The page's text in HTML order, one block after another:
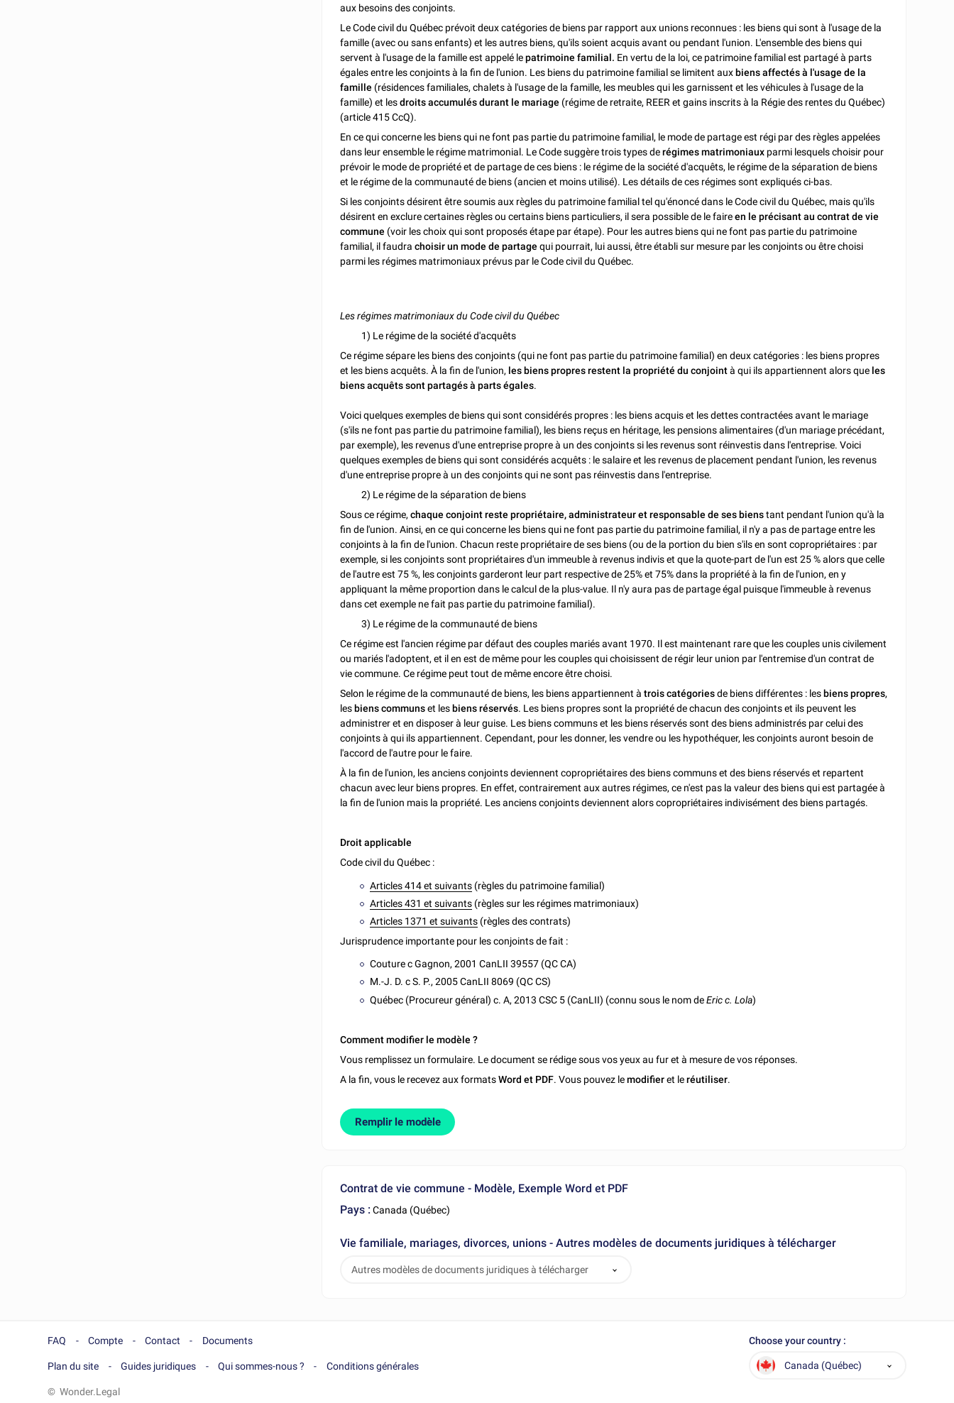
aux besoins des conjoints.
Le Code civil du Québec prévoit deux catégories de biens par rapport aux unions reconnues : les biens qui sont à l'usage de la
famille (avec ou sans enfants) et les autres biens, qu'ils soient acquis avant ou pendant l'union. L'ensemble des biens qui
servent à l'usage de la famille est appelé lepatrimoine familial. En vertu de la loi, ce patrimoine familial est partagé à parts
égales entre les conjoints à la fin de l'union. Les biens du patrimoine familial se limitent aux biens affectés à l'usage de la
famille (résidences familiales, chalets à l'usage de la famille, les meubles qui les garnissent et les véhicules à l'usage de la
famille) et lesdroits accumulés durant le mariage (régime de retraite, REER et gains inscrits à la Régie des rentes du Québec)
(article 415 CcQ).
En ce qui concerne les biens qui ne font pas partie du patrimoine familial, le mode de partage est régi par des règles appelées
dans leur ensemble le régime matrimonial. Le Code suggère trois types derégimes matrimoniaux parmi lesquels choisir pour
prévoir le mode de propriété et de partage de ces biens : le régime de la société d'acquêts, le régime de la séparation de biens
et le régime de la communauté de biens (ancien et moins utilisé). Les détails de ces régimes sont expliqués ci-bas.
Si les conjoints désirent être soumis aux règles du patrimoine familial tel qu'énoncé dans le Code civil du Québec, mais qu'ils
désirent en exclure certaines règles ou certains biens particuliers, il sera possible de le faireen le précisant au contrat de vie
commune (voir les choix qui sont proposés étape par étape). Pour les autres biens qui ne font pas partie du patrimoine
familial, il faudrachoisir un mode de partage qui pourrait, lui aussi, être établi sur mesure par les conjoints ou être choisi
parmi les régimes matrimoniaux prévus par le Code civil du Québec.
Les régimes matrimoniaux du Code civil du Québec
1) Le régime de la société d'acquêts
Ce régime sépare les biens des conjoints (qui ne font pas partie du patrimoine familial) en deux catégories : les biens propres
et les biens acquêts. À la fin de l'union, les biens propres restent la propriété du conjointà qui ils appartiennent alors que les
biens acquêts sont partagés à parts égales.
Voici quelques exemples de biens qui sont considérés propres : les biens acquis et les dettes contractées avant le mariage
(s'ils ne font pas partie du patrimoine familial), les biens reçus en héritage, les pensions alimentaires (d'un mariage précédant,
par exemple), les revenus d'une entreprise propre à un des conjoints si les revenus sont réinvestis dans l'entreprise. Voici
quelques exemples de biens qui sont considérés acquêts : le salaire et les revenus de placement pendant l'union, les revenus
d'une entreprise propre à un des conjoints qui ne sont pas réinvestis dans l'entreprise.
2) Le régime de la séparation de biens
Sous ce régime,chaque conjoint reste propriétaire, administrateur et responsable de ses bienstant pendant l'union qu'à la
fin de l'union. Ainsi, en ce qui concerne les biens qui ne font pas partie du patrimoine familial, il n'y a pas de partage entre les
conjoints à la fin de l'union. Chacun reste propriétaire de ses biens (ou de la portion du bien s'ils en sont copropriétaires : par
exemple, si les conjoints sont propriétaires d'un immeuble à revenus indivis et que la quote-part de l'un est 25 % alors que celle
de l'autre est 75 %, les conjoints garderont leur part respective de 25% et 75% dans la propriété à la fin de l'union, en y
appliquant la même proportion dans le calcul de la plus-value. Il n'y aura pas de partage égal puisque l'immeuble à revenus
dans cet exemple ne fait pas partie du patrimoine familial).
3) Le régime de la communauté de biens
Ce régime est l'ancien régime par défaut des couples mariés avant 1970. Il est maintenant rare que les couples unis civilement
ou mariés l'adoptent, et il en est de même pour les couples qui choisissent de régir leur union par l'entremise d'un contrat de
vie commune. Ce régime peut tout de même encore être choisi.
Selon le régime de la communauté de biens, les biens appartiennent àtrois catégoriesde biens différentes : les biens propres,
les biens communset les biens réservés. Les biens propres sont la propriété de chacun des conjoints et ils peuvent les
administrer et en disposer à leur guise. Les biens communs et les biens réservés sont des biens administrés par celui des
conjoints à qui ils appartiennent. Cependant, pour les donner, les vendre ou les hypothéquer, les conjoints auront besoin de
l'accord de l'autre pour le faire.
À la fin de l'union, les anciens conjoints deviennent copropriétaires des biens communs et des biens réservés et repartent
chacun avec leur biens propres. En effet, contrairement aux autres régimes, ce n'est pas la valeur des biens qui est partagée à
la fin de l'union mais la propriété. Les anciens conjoints deviennent alors copropriétaires indivisément des biens partagés.
Droit applicable
Code civil du Québec :
Articles 414 et suivants (règles du patrimoine familial)
Articles 431 et suivants (règles sur les régimes matrimoniaux)
Articles 1371 et suivants (règles des contrats)
Jurisprudence importante pour les conjoints de fait :
Couture c Gagnon, 2001 CanLII 39557 (QC CA)
M.-J. D. c S. P., 2005 CanLII 8069 (QC CS)
Québec (Procureur général) c. A, 2013 CSC 5 (CanLII) (connu sous le nom deEric c. Lola)
Comment modifier le modèle ?
Vous remplissez un formulaire. Le document se rédige sous vos yeux au fur et à mesure de vos réponses.
A la fin, vous le recevez aux formatsWord et PDF. Vous pouvez lemodifieret leréutiliser.
Remplir le modèle
Contrat de vie commune - Modèle, Exemple Word et PDF
Pays : Canada (Québec)
Vie familiale, mariages, divorces, unions - Autres modèles de documents juridiques à télécharger
Autres modèles de documents juridiques à télécharger
FAQ Compte Contact Documents
Plan du site Guides juridiques Qui sommes-nous ? Conditions générales
Choose your country :
Canada (Québec)
© Wonder.Legal